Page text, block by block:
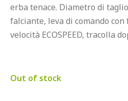
erba tenace. Diametro di
falciante, leva di comando
velocità ECOSPEED, tracolla
Out of stock